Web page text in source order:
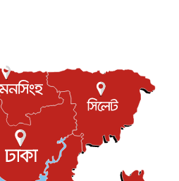
সম্পর্ক পুনঃস্থাপন করছে মেক্সিকো ও
পেল ‘মালিক’
৮ আগস্ট, ২০২৬
রদ্রির জন্য বার্সার কাছে কত চাইল ম্যানসিটি
উৎসব, বিনা মূল্যে দেখা যাবে ৬ সিনেমা